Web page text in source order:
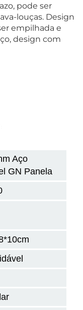
pode ser
louças. Design
empilhada e
design com
Aço
GN Panela